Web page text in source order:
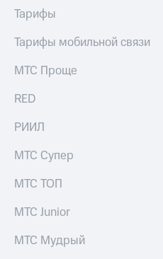
Контроль
аудит
приобретения
Порядок
выкупа
акций
Рынок
Тарифы
Тарифы мобильной связи
МТС Проще
RED
РИИЛ
МТС Супер
МТС ТОП
МТС Junior
МТС Мудрый